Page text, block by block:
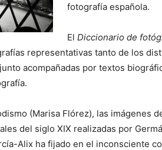
fotografía española.
El Diccionario de
representativas tanto de los
acompañadas por textos
(Marisa Flórez), las imágenes
del siglo XIX realizadas por
Alix ha fijado en el inconsciente